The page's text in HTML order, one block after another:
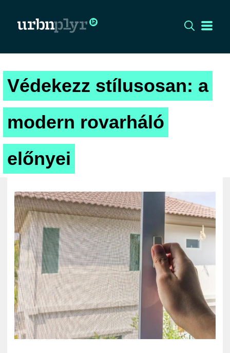
CÍMLAP
DIZÁJN
DIVAT
HIP
ZENE
MÉDIAAJÁNLAT
IMPRESSZUM
PR-ARCHÍVUM
ADATKEZELÉSI TÁJÉKOZTATÓ
Védekezz stílusosan: a
modern rovarháló
előnyei